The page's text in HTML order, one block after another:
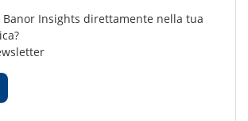
Banor Insights direttamente nella tua